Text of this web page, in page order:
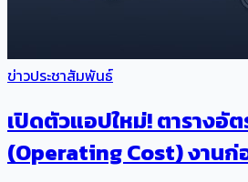
ข่าวประชาสัมพันธ์
เปิดตัวแอปใหม่! ตารางอั
(Operating Cost) งานก่